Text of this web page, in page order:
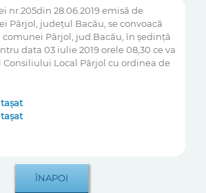
nr.205din 28.06.2019 emisă de
Pârjol, județul Bacău, se convoacă
comunei Pârjol, jud.Bacău, în ședință
data 03 iulie 2019 orele 08,30 ce va
Consiliului Local Pârjol cu ordinea de